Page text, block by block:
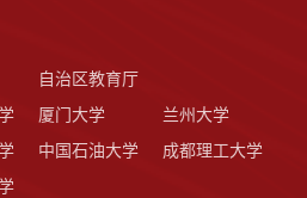
自治区教育厅
厦门大学
兰州大学
中国石油大学
成都理工大学